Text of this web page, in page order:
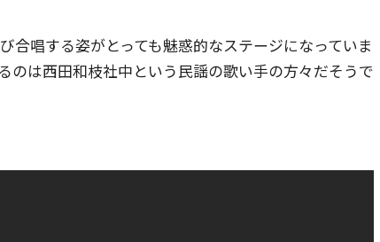
合唱する姿がとっても魅惑的なステージになっていま
のは西田和枝社中という民謡の歌い手の方々だそうで